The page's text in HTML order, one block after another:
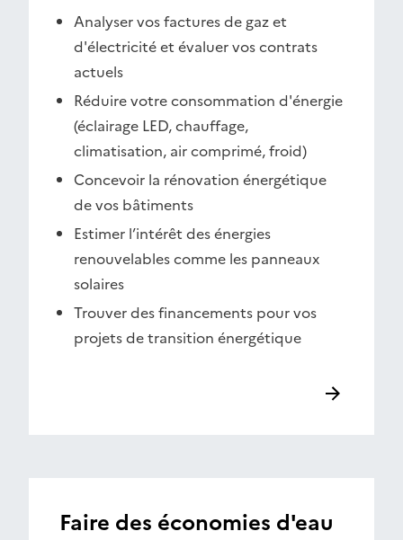
Analyser vos factures de gaz et
d'électricité et évaluer vos contrats
actuels
Réduire votre consommation d'énergie
(éclairage LED, chauffage,
climatisation, air comprimé, froid)
Concevoir la rénovation énergétique
de vos bâtiments
Estimer l’intérêt des énergies
renouvelables comme les panneaux
solaires
Trouver des financements pour vos
projets de transition énergétique
Faire des économies d'eau